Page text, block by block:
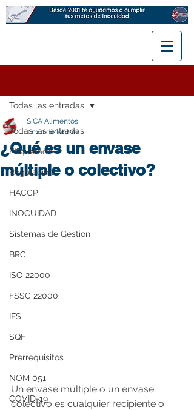
Todas las entradas
Etiquetado
Regulación
HACCP
INOCUIDAD
Sistemas de Gestion
BRC
ISO 22000
FSSC 22000
IFS
SQF
Prerrequisitos
NOM 051
COVID-19
Todas las entradas
¿Qué es un envase
múltiple o colectivo?
SICA Alimentos
1 min de lectura
Un envase múltiple o un envase
colectivo es cualquier recipiente o